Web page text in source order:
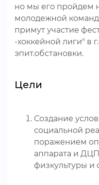
но мы его пройдем
молодежной
примут участие
-хоккейной лиги" в
эпит.обстановки.
Цели
Создание
социальной
поражением
аппарата и
физкультуры и